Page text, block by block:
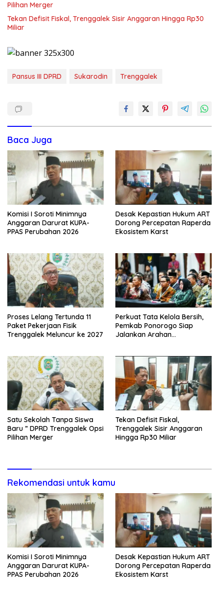
Pilihan Merger
Tekan Defisit Fiskal, Trenggalek Sisir Anggaran Hingga Rp30
Miliar
Pansus III DPRD Sukarodin Trenggalek
Baca Juga
Komisi I Soroti Minimnya
Anggaran Darurat KUPA-
PPAS Perubahan 2026
Desak Kepastian Hukum ART
Dorong Percepatan Raperda
Ekosistem Karst
Proses Lelang Tertunda 11
Paket Pekerjaan Fisik
Trenggalek Meluncur ke 2027
Perkuat Tata Kelola Bersih,
Pemkab Ponorogo Siap
Jalankan Arahan
Satu Sekolah Tanpa Siswa
Baru ” DPRD Trenggalek Opsi
Pilihan Merger
Tekan Defisit Fiskal,
Trenggalek Sisir Anggaran
Hingga Rp30 Miliar
Rekomendasi untuk kamu
Komisi I Soroti Minimnya
Anggaran Darurat KUPA-
PPAS Perubahan 2026
Desak Kepastian Hukum ART
Dorong Percepatan Raperda
Ekosistem Karst